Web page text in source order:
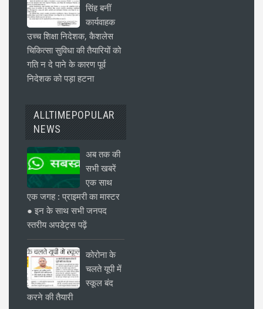
सिंह बनीं
कार्यवाहक
उच्च शिक्षा निदेशक, कैशलेस
चिकित्सा सुविधा की तैयारियों को
गति न दे पाने के कारण पूर्व
निदेशक को पड़ा हटना
ALLTIMEPOPULAR
NEWS
अब तक की
सभी खबरें
एक साथ
एक जगह : प्राइमरी का मास्टर
● इन के साथ सभी जनपद
स्तरीय अपडेट्स पढ़ें
कोरोना के
चलते यूपी में
स्कूल बंद
करने की तैयारी